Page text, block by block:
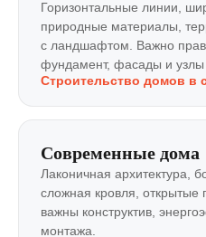
Горизонтальные линии,
природные материалы,
с ландшафтом. Важно
фундамент, фасады и узлы
Строительство домов в
Современные дома
Лаконичная архитектура,
сложная кровля, открытые
важны конструктив,
монтажа.